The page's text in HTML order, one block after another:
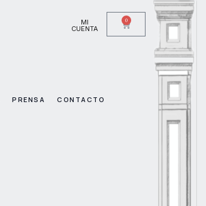
MI
CUENTA
0
PRENSA CONTACTO